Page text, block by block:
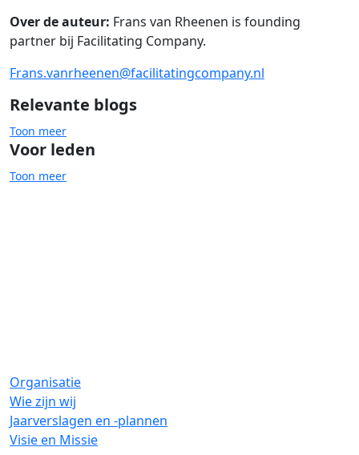
Over de auteur: Frans van Rheenen is founding
partner bij Facilitating Company.
Frans.vanrheenen@facilitatingcompany.nl
Relevante blogs
Toon meer
Voor leden
Toon meer
Organisatie
Wie zijn wij
Jaarverslagen en -plannen
Visie en Missie